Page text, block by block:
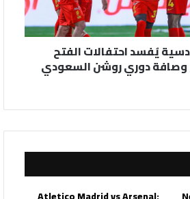
يُفسد احتفالات الفتح
وصافة دوري روشن السعودي